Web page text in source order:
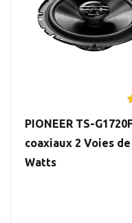
PIONEER TS-
coaxiaux 2 Voies
Watts